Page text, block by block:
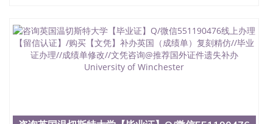
551190476 国外资格证书办理QQ微信551190476如何
办理学历认证QQ微信551190476海外文凭认证办理
QQ微信551190476 圣何塞州立大学（San Jose State
University, 又译为“圣荷西州立大学”）成立于1857
年，简称SJSU，是加州历史悠久的大学之一，也是美
茅的毕业薪资，浓厚的多元化学术氛围，杰出的本科